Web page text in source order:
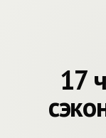
17